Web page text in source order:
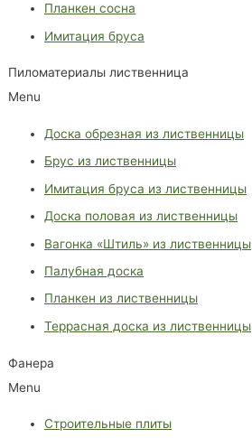
Планкен сосна
Имитация бруса
Пиломатериалы лиственница
Menu
Доска обрезная из лиственницы
Брус из лиственницы
Имитация бруса из лиственницы
Доска половая из лиственницы
Вагонка «Штиль» из лиственницы
Палубная доска
Планкен из лиственницы
Террасная доска из лиственницы
Фанера
Menu
Строительные плиты